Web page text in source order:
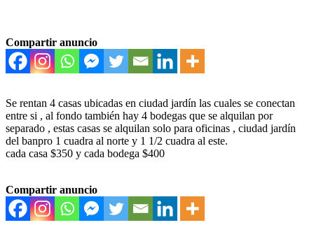
Compartir anuncio
Se rentan 4 casas ubicadas en ciudad jardín las cuales se conectan
entre si , al fondo también hay 4 bodegas que se alquilan por
separado , estas casas se alquilan solo para oficinas , ciudad jardín
del banpro 1 cuadra al norte y 1 1/2 cuadra al este.
cada casa $350 y cada bodega $400
Compartir anuncio